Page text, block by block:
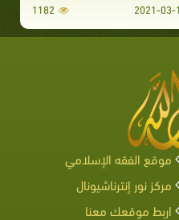
1182
موقع الفقه الإسلامي
مركز نور إنترناشيونال
اربط موقعك معنا